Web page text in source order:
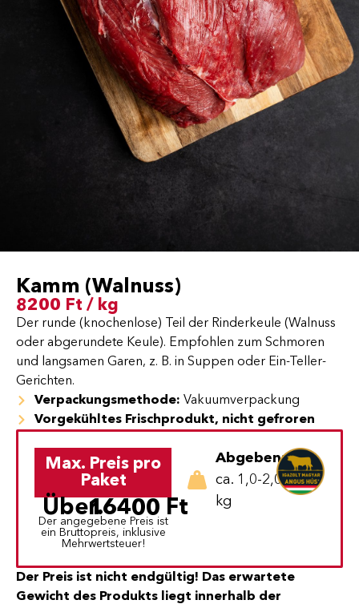
Kamm (Walnuss)
8200 Ft / kg
Der runde (knochenlose) Teil der Rinderkeule (Walnuss
oder abgerundete Keule). Empfohlen zum Schmoren
und langsamen Garen, z. B. in Suppen oder Ein-Teller-
Gerichten.
Verpackungsmethode: Vakuumverpackung
Vorgekühltes Frischprodukt, nicht gefroren
Max. Preis pro
Paket
Über.16400 Ft
Der angegebene Preis ist
ein Bruttopreis, inklusive
Mehrwertsteuer!
Abgeben:
ca. 1,0-2,0
kg
Der Preis ist nicht endgültig! Das erwartete
Gewicht des Produkts liegt innerhalb der